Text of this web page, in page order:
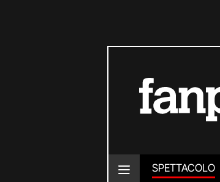
SPETTACOLO